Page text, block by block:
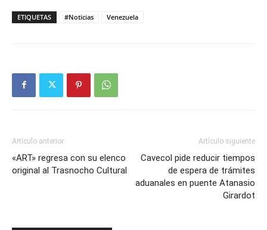
ETIQUETAS #Noticias Venezuela
Artículo anterior
«ART» regresa con su elenco
original al Trasnocho Cultural
Artículo siguiente
Cavecol pide reducir tiempos
de espera de trámites
aduanales en puente Atanasio
Girardot